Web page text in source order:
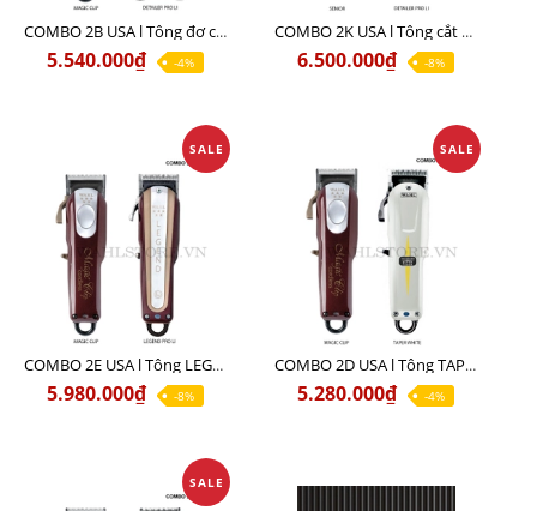
COMBO 2B USA l Tông đơ cắt Magic clip Red + Tông đơ viền Detailer Pro Li
5.540.000₫ -4%
COMBO 2K USA l Tông cắt SENIOR +Tông viền DETAILER PRO LI
6.500.000₫ -8%
SALE
COMBO 2E USA l Tông LEGEND PRO LI + Tông MAGIC CLIP
5.980.000₫ -8%
SALE
COMBO 2D USA l Tông TAPER WHITE + Tông MAGIC CLIP
5.280.000₫ -4%
SALE